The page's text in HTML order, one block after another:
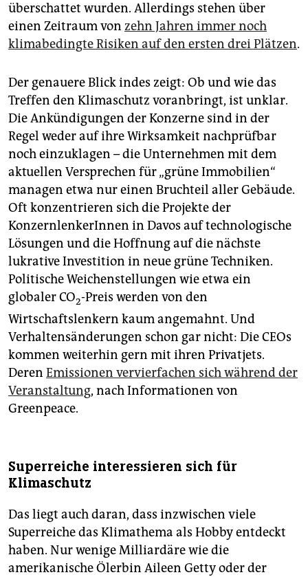
überschattet wurden. Allerdings stehen über
einen Zeitraum von zehn Jahren immer noch
klimabedingte Risiken auf den ersten drei Plätzen.
Der genauere Blick indes zeigt: Ob und wie das
Treffen den Klimaschutz voranbringt, ist unklar.
Die Ankündigungen der Konzerne sind in der
Regel weder auf ihre Wirksamkeit nachprüfbar
noch einzuklagen – die Unternehmen mit dem
aktuellen Versprechen für „grüne Immobilien“
managen etwa nur einen Bruchteil aller Gebäude.
Oft konzentrieren sich die Projekte der
KonzernlenkerInnen in Davos auf technologische
Lösungen und die Hoffnung auf die nächste
lukrative Investition in neue grüne Techniken.
Politische Weichenstellungen wie etwa ein
globaler CO2-Preis werden von den
Wirtschaftslenkern kaum angemahnt. Und
Verhaltensänderungen schon gar nicht: Die CEOs
kommen weiterhin gern mit ihren Privatjets.
Deren Emissionen vervierfachen sich während der
Veranstaltung, nach Informationen von
Greenpeace.
Superreiche interessieren sich für
Klimaschutz
Das liegt auch daran, dass inzwischen viele
Superreiche das Klimathema als Hobby entdeckt
haben. Nur wenige Milliardäre wie die
amerikanische Ölerbin Aileen Getty oder der